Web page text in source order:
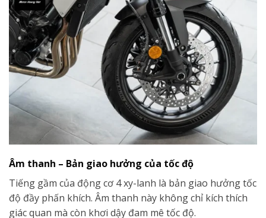
Âm thanh – Bản giao hưởng của tốc độ
Tiếng gầm của động cơ 4 xy-lanh là bản giao hưởng tốc
độ đầy phấn khích. Âm thanh này không chỉ kích thích
giác quan mà còn khơi dậy đam mê tốc độ.